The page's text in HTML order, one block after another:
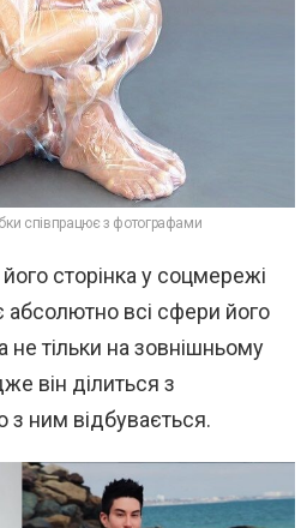
співпрацює з фотографами
сторінка у соцмережі
абсолютно всі сфери його
тільки на зовнішньому
він ділиться з
з ним відбувається.